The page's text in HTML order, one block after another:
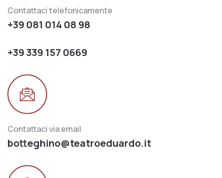
Contattaci telefonicamente
+39 081 014 08 98
+39 339 157 0669
Contattaci via email
botteghino@teatroeduardo.it